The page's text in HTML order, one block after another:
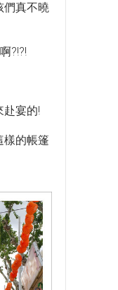
們真不曉
?!?!
赴宴的!
樣的帳篷